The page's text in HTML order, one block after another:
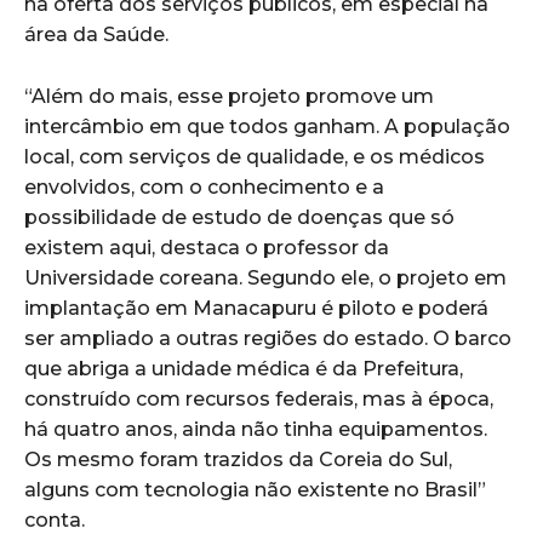
na oferta dos serviços públicos, em especial na
área da Saúde.
“Além do mais, esse projeto promove um
intercâmbio em que todos ganham. A população
local, com serviços de qualidade, e os médicos
envolvidos, com o conhecimento e a
possibilidade de estudo de doenças que só
existem aqui, destaca o professor da
Universidade coreana. Segundo ele, o projeto em
implantação em Manacapuru é piloto e poderá
ser ampliado a outras regiões do estado. O barco
que abriga a unidade médica é da Prefeitura,
construído com recursos federais, mas à época,
há quatro anos, ainda não tinha equipamentos.
Os mesmo foram trazidos da Coreia do Sul,
alguns com tecnologia não existente no Brasil”
conta.